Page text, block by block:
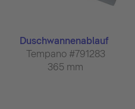
Duschwannenablauf
Tempano #791283
365 mm